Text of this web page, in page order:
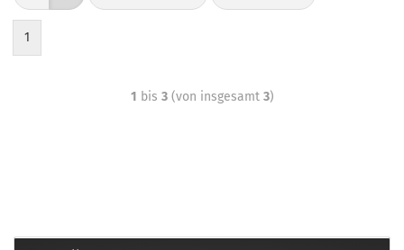
1
1 bis 3(von insgesamt 3)